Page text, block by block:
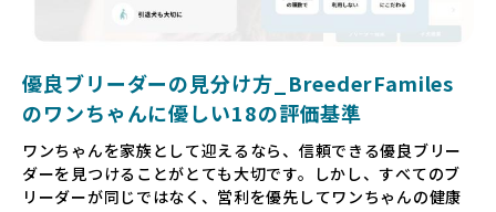
ーダーが増え、営利優先の「悪徳ブリーダー」が自然と淘汰
される社会を目指しています。目の前の子犬だけでなく、親
ゃんに優しい世界を築いていきたいと考えています。
長するための環境が十分に整っていない場合が多く、販売ま
での間に過密な環境や長距離移動のストレスを受けることが
少なくありません。このような環境は、健康リスクや社会性
優良ブリーダーの見分け方_BreederFamiles
のワンちゃんに優しい18の評価基準
ワンちゃんを家族として迎えるなら、信頼できる優良ブリー
ダーを見つけることがとても大切です。しかし、すべてのブ
リーダーが同じではなく、営利を優先してワンちゃんの健康